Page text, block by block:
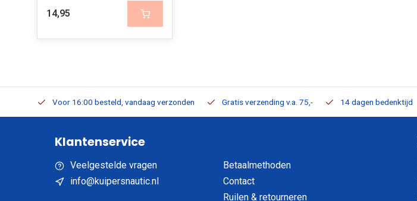
14,95
Voor 16:00 besteld, vandaag verzonden Gratis verzending v.a. 75,- 14 dagen bedenktijd
Klantenservice
Veelgestelde vragen
info@kuipersnautic.nl
Betaalmethoden
Contact
Ruilen & retourneren